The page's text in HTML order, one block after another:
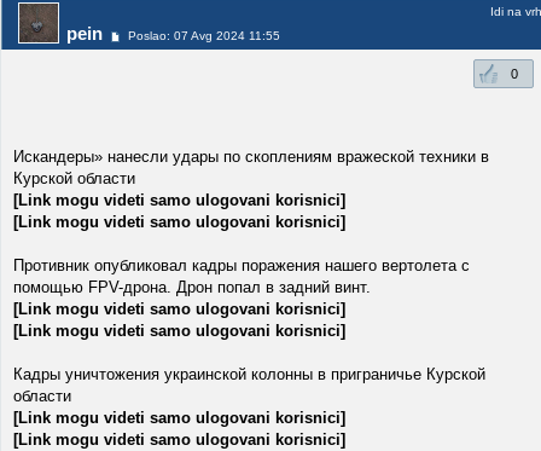
pein Poslao: 07 Avg 2024 11:55
Idi na vrh
0
Искандеры» нанесли удары по скоплениям вражеской техники в
Курской области
[Link mogu videti samo ulogovani korisnici]
[Link mogu videti samo ulogovani korisnici]
Противник опубликовал кадры поражения нашего вертолета с
помощью FPV-дрона. Дрон попал в задний винт.
[Link mogu videti samo ulogovani korisnici]
[Link mogu videti samo ulogovani korisnici]
Кадры уничтожения украинской колонны в приграничье Курской
области
[Link mogu videti samo ulogovani korisnici]
[Link mogu videti samo ulogovani korisnici]